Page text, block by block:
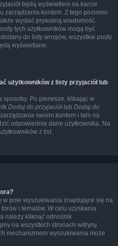
będą wyświetleni na karcie
zarządzania kontem. Z tego poziomu
wysłać prywatną wiadomość.
tych użytkowników mogą być
do listy wrogów, wszystkie posty
wyświetlane.
użytkowników z listy przyjaciół lub
sposoby. Po pierwsze, klikając w
Dodaj do przyjaciół lub Dodaj do
swoim kontem i tam na
odpowiednie dane użytkownika. Na
z list.
w pole wyszukiwania znajdujące się na
i tematów. W celu uzyskania
należy kliknąć odnośnik
na wszystkich stronach witryny.
mechanizmem wyszukiwania może